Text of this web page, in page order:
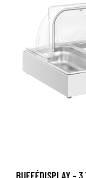
BUFFÉDISPLAY -